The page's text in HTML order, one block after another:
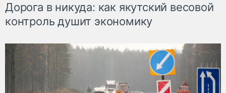
Дорога в никуда: как якутский весовой
контроль душит экономику